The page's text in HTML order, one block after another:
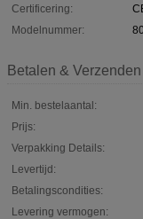
Certificering:
Modelnummer:
Betalen &
Min. bestelaantal:
Prijs:
Verpakking Details:
Levertijd:
Betalingscondities:
Levering vermogen: